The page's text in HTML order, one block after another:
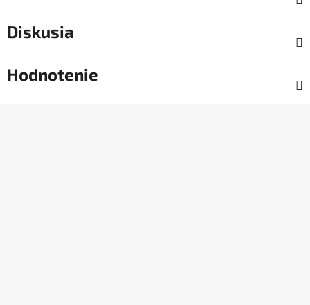
Diskusia
Hodnotenie